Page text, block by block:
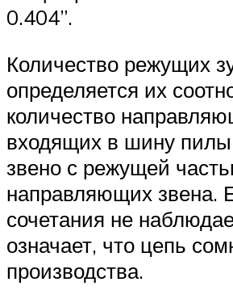
0.404”.
Количество режущих
определяется их
количество
входящих в шину
звено с режущей
направляющих звена.
сочетания не
означает, что цепь
производства.